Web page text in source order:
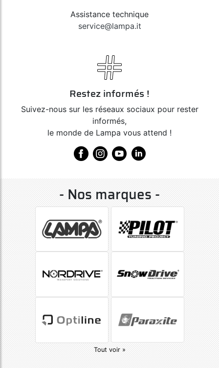
Assistance technique
service@lampa.it
Restez informés !
Suivez-nous sur les réseaux sociaux pour rester
informés,
le monde de Lampa vous attend !
- Nos marques -
Tout voir »